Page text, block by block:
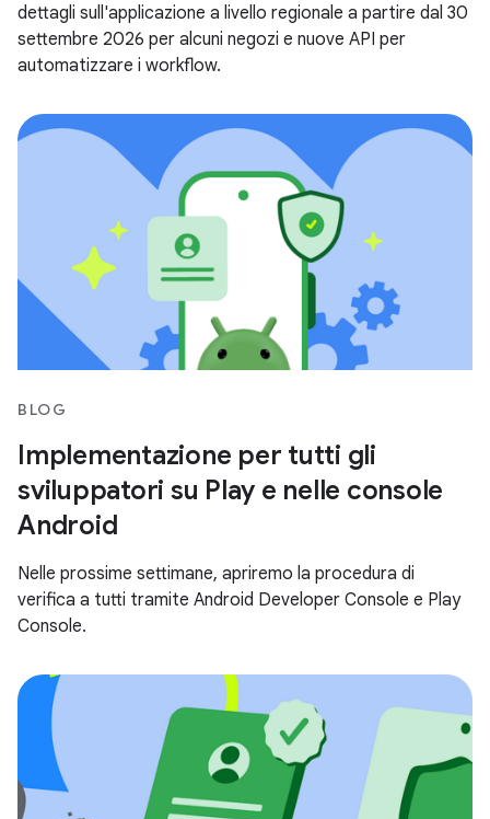
dettagli sull'applicazione a livello regionale a partire dal 30
settembre 2026 per alcuni negozi e nuove API per
automatizzare i workflow.
BLOG
Implementazione per tutti gli
sviluppatori su Play e nelle console
Android
Nelle prossime settimane, apriremo la procedura di
verifica a tutti tramite Android Developer Console e Play
Console.